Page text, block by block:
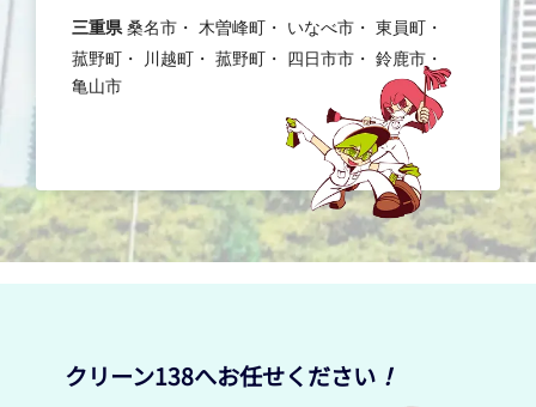
三重県 桑名市 木曽峰町 いなべ市
東員町
菰野町
川越町 菰野町 四日市市
鈴鹿市
亀山市
クリーン138へお任せください ！